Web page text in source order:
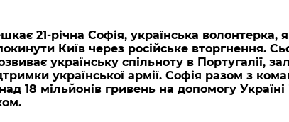
21-річна Софія, українська волонтерка,
Київ через російське вторгнення.
українську спільноту в Португалії,
української армії. Софія разом з
18 мільйонів гривень на допомогу Україні